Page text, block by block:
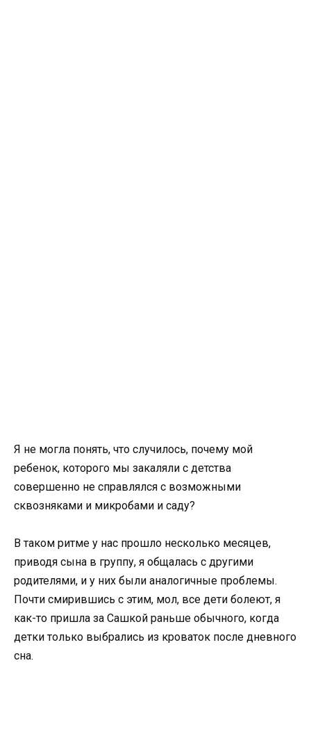
Я не могла понять, что случилось, почему мой
ребенок, которого мы закаляли с детства
совершенно не справлялся с возможными
сквозняками и микробами и саду?
В таком ритме у нас прошло несколько месяцев,
приводя сына в группу, я общалась с другими
родителями, и у них были аналогичные проблемы.
Почти смирившись с этим, мол, все дети болеют, я
как-то пришла за Сашкой раньше обычного, когда
детки только выбрались из кроваток после дневного
сна.